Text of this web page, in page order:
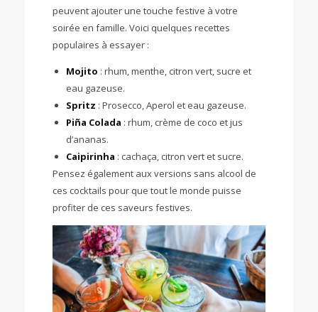
peuvent ajouter une touche festive à votre
soirée en famille. Voici quelques recettes
populaires à essayer :
Mojito : rhum, menthe, citron vert, sucre et
eau gazeuse.
Spritz : Prosecco, Aperol et eau gazeuse.
Piña Colada : rhum, crème de coco et jus
d’ananas.
Caipirinha : cachaça, citron vert et sucre.
Pensez également aux versions sans alcool de
ces cocktails pour que tout le monde puisse
profiter de ces saveurs festives.